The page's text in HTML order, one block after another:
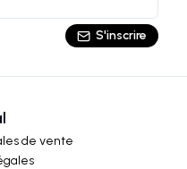
S'inscrire
de vente